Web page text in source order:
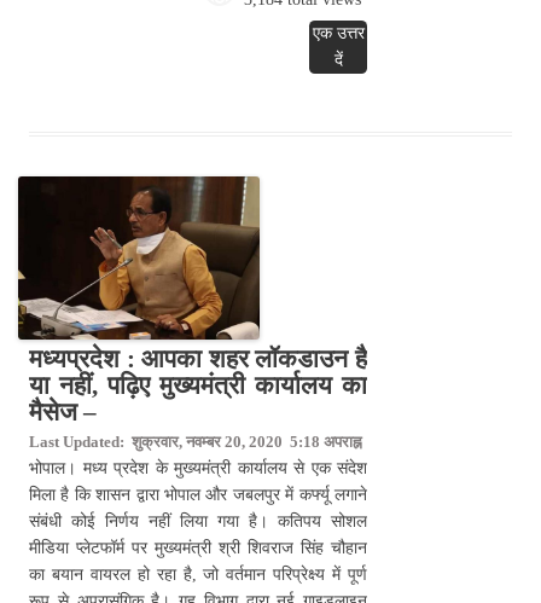
एक उत्तर
दें
मध्यप्रदेश : आपका शहर लॉकडाउन है
या नहीं, पढ़िए मुख्यमंत्री कार्यालय का
मैसेज –
Last Updated: शुक्रवार, नवम्बर 20, 2020 5:18 अपराह्न
भोपाल। मध्य प्रदेश के मुख्यमंत्री कार्यालय से एक संदेश
मिला है कि शासन द्वारा भोपाल और जबलपुर में कर्फ्यू लगाने
संबंधी कोई निर्णय नहीं लिया गया है। कतिपय सोशल
मीडिया प्लेटफॉर्म पर मुख्यमंत्री श्री शिवराज सिंह चौहान
का बयान वायरल हो रहा है, जो वर्तमान परिप्रेक्ष्य में पूर्ण